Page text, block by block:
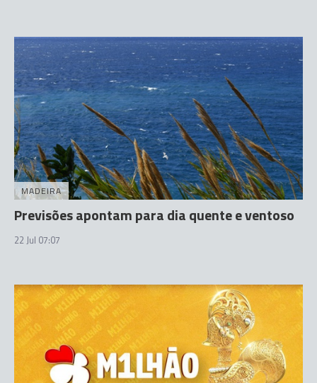
MADEIRA
Previsões apontam para dia quente e ventoso
22 Jul 07:07